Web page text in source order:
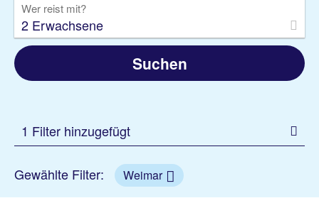
Wer reist mit?
2 Erwachsene
Suchen
1 Filter hinzugefügt
Gewählte Filter: Weimar